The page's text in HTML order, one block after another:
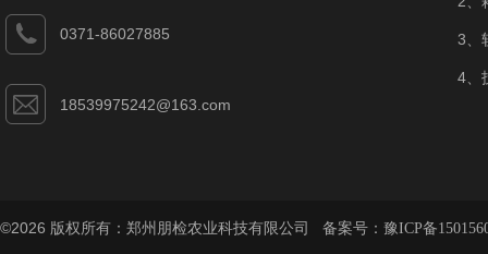
0371-86027885
18539975242@163.com
3、
4、
©2026 版权所有：郑州朋检农业科技有限公司 备案号： 豫ICP备